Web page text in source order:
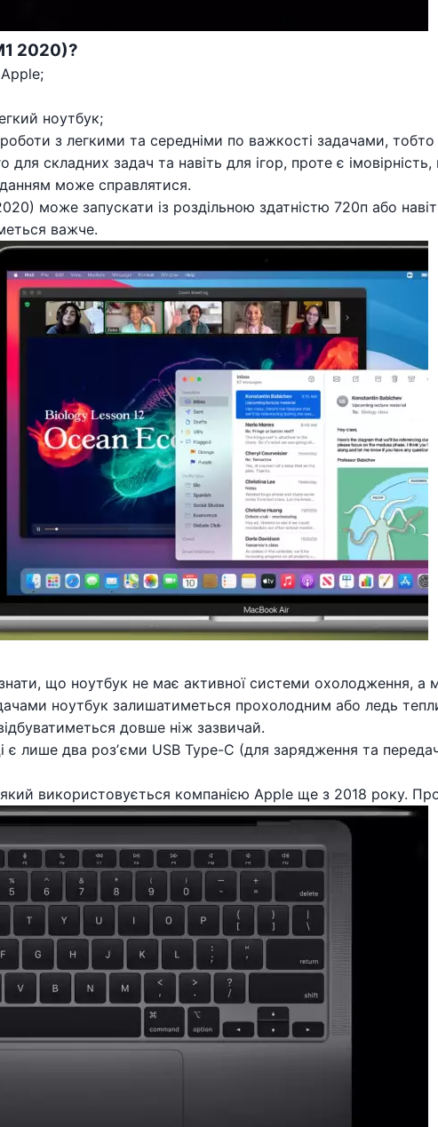
2020)?
ноутбук;
з легкими та середніми по важкості задачами, тобто
складних задач та навіть для ігор, проте є
може справлятися.
може запускати із роздільною здатністю 720п або
важче.
що ноутбук не має активної системи охолодження,
ноутбук залишатиметься прохолодним або ледь
довше ніж зазвичай.
є лише два розʼєми USB Type-C (для зарядження та
використовується компанією Apple ще з 2018 року.